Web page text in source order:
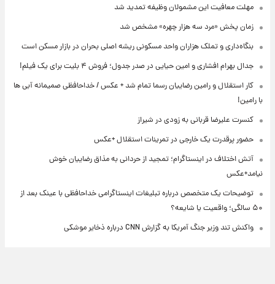
مهلت معافیت این مشمولان وظیفه تمدید شد
زمان پخش «مرد سه هزار چهره» مشخص شد
بنگاه‌داری و تملک هزاران واحد مسکونی ریشه اصلی بحران در بازار مسکن است
جدال بهرام افشاری و امین حیایی در صدر جدول؛ فروش ۴ بلیت برای یک فیلم!
کار استقلال و رامین رضاییان رسما تمام شد + عکس / خداحافظی صمیمانه آبی ها
با رامین!
کنسرت علیرضا قربانی به زودی در شیراز
حضور پرقدرت یک خارجی در تمرینات استقلال +عکس
آتش اختلاف در اینستاگرام؛ تمجید از حردانی به مذاق رضاییان خوش
نیامد+عکس
توضیحات یک متخصص درباره تبلیغات اینستاگرامی خداحافظی با عینک بعد از
۵۰ سالگی؛ واقعیت یا شایعه؟
واکنش تند وزیر جنگ آمریکا به گزارش CNN درباره ذخایر موشکی